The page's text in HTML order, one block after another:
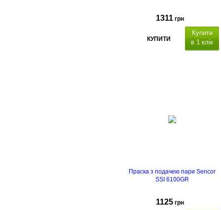
1311 грн
КУПИТИ
Купити
в 1 клік
Праска з подачею пари Sencor
SSI 6100GR
1125 грн